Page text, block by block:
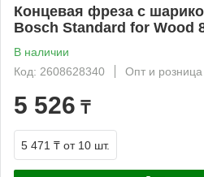
Концевая фреза с
Bosch Standard for Wood
В наличии
Код: 2608628340
Опт и розница
5 526 ₸
5 471 ₸ от 10 шт.